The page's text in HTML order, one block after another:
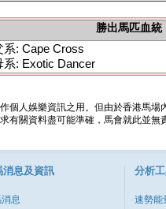
勝出馬匹血統
系: Cape Cross
系: Exotic Dancer
個人娛樂資訊之用。但由於香港馬
有關資料盡可能準確，馬會就此並
消息及資訊
息
分析
速勢能